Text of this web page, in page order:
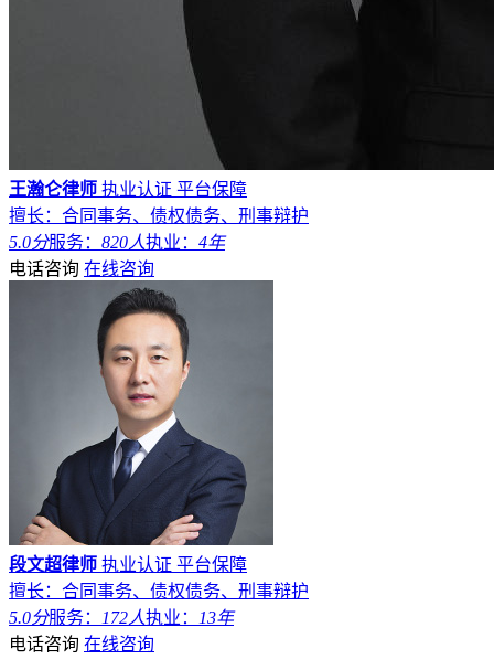
王瀚仑律师 执业认证 平台保障
擅长：合同事务、债权债务、刑事辩护
5.0分服务： 820人执业： 4年
电话咨询 在线咨询
段文超律师 执业认证 平台保障
擅长：合同事务、债权债务、刑事辩护
5.0分服务： 172人执业：
13年
电话咨询 在线咨询